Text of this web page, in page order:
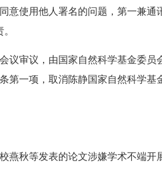
使用他人署名的问题，第一兼通
审议，由国家自然科学基金委员
一项，取消陈静国家自然科学基
秋等发表的论文涉嫌学术不端开